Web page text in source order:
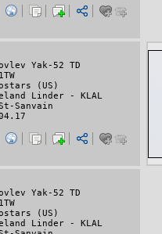
Yak-52 TD
(US)
Linder - KLAL
Sanvain
Yak-52 TD
(US)
Linder - KLAL